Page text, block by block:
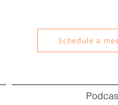
Schedule a